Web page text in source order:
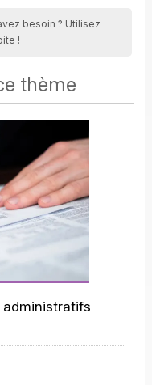
besoin ? Utilisez
!
thème
administratifs